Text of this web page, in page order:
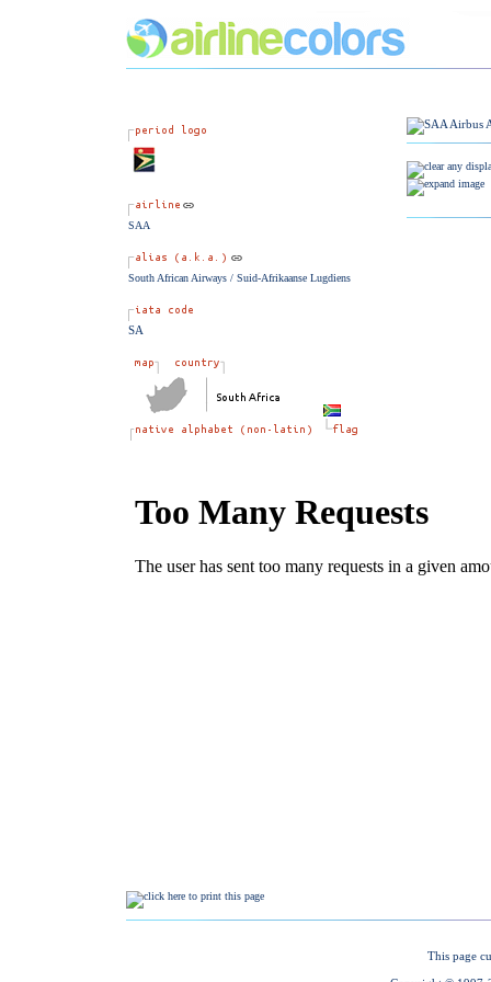
SAA
South African Airways / Suid-Afrikaanse Lugdiens
SA
This page